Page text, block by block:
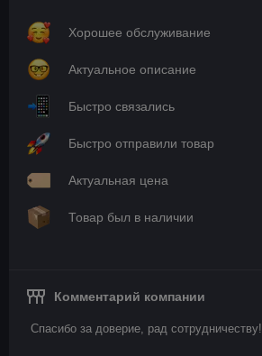
Хорошее обслуживание
Актуальное описание
Быстро связались
Быстро отправили товар
Актуальная цена
Товар был в наличии
Комментарий компании
Спасибо за доверие, рад сотрудничеству!